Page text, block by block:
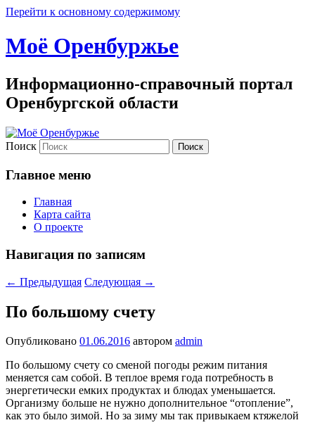
Перейти к основному содержимому
Моё Оренбуржье
Информационно-справочный портал
Оренбургской области
Поиск
Главное меню
Главная
Карта сайта
О проекте
Навигация по записям
← Предыдущая Следующая →
По большому счету
Опубликовано 01.06.2016 автором admin
По большому счету со сменой погоды режим питания
меняется сам собой. В теплое время года потребность в
энергетически емких продуктах и блюдах уменьшается.
Организму больше не нужно дополнительное “отопление”,
как это было зимой. Но за зиму мы так привыкаем ктяжелой